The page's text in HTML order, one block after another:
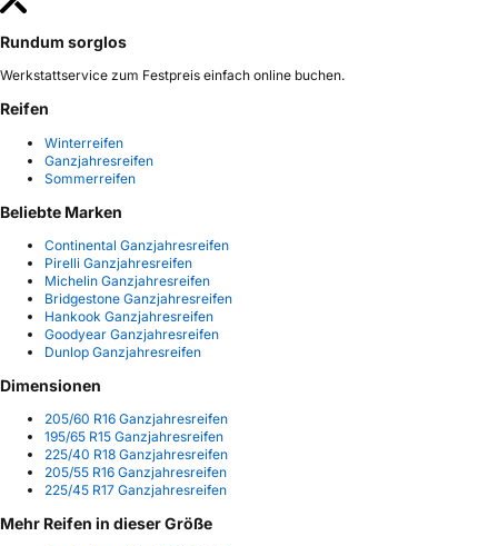
Rundum sorglos
Werkstattservice zum Festpreis einfach online buchen.
Reifen
Winterreifen
Ganzjahresreifen
Sommerreifen
Beliebte Marken
Continental Ganzjahresreifen
Pirelli Ganzjahresreifen
Michelin Ganzjahresreifen
Bridgestone Ganzjahresreifen
Hankook Ganzjahresreifen
Goodyear Ganzjahresreifen
Dunlop Ganzjahresreifen
Dimensionen
205/60 R16 Ganzjahresreifen
195/65 R15 Ganzjahresreifen
225/40 R18 Ganzjahresreifen
205/55 R16 Ganzjahresreifen
225/45 R17 Ganzjahresreifen
Mehr Reifen in dieser Größe